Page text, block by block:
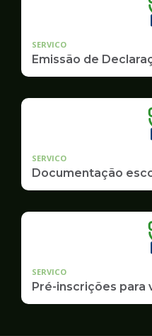
SERVICO
Emissão de
SERVICO
Documentação
SERVICO
Pré-inscrições para